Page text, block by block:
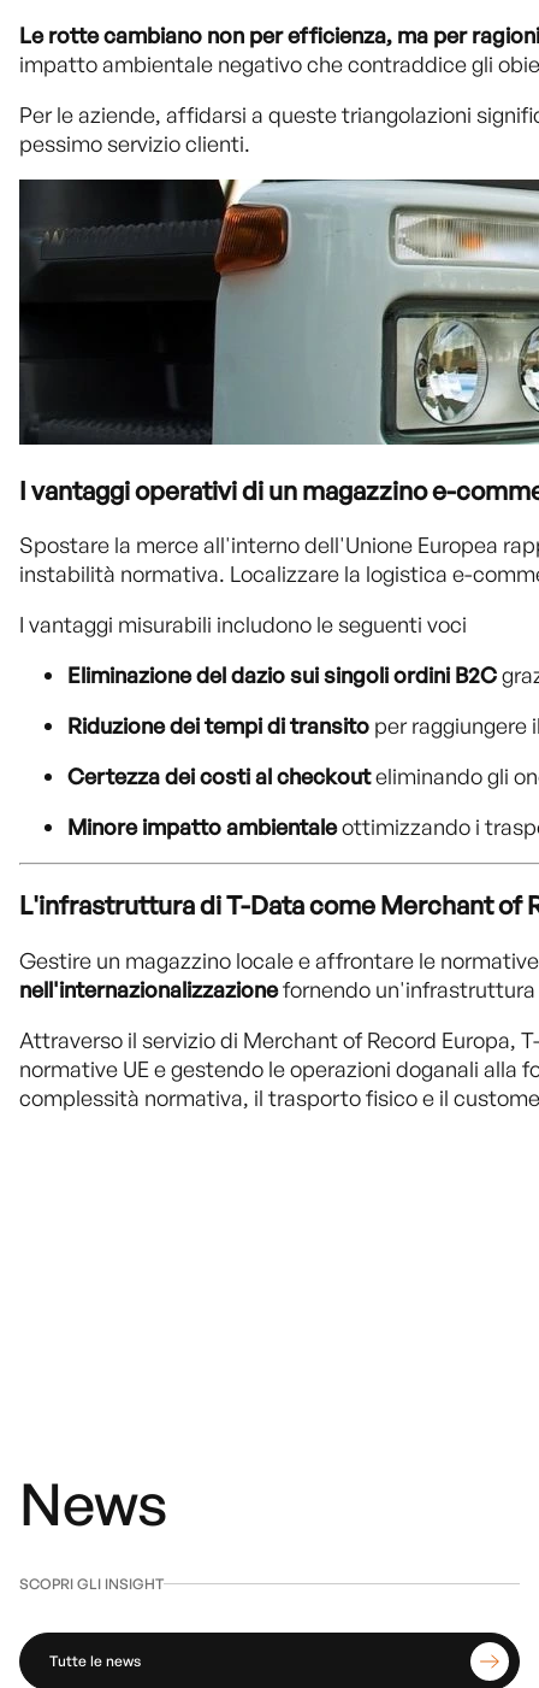
Le rotte cambiano non per efficienza, ma per
impatto ambientale negativo che contraddice gli
Per le aziende, affidarsi a queste triangolazioni
pessimo servizio clienti.
I vantaggi operativi di un magazzino e-
Spostare la merce all'interno dell'Unione Europea
instabilità normativa. Localizzare la logistica e-
I vantaggi misurabili includono le seguenti voci
Eliminazione del dazio sui singoli ordini B2C
Riduzione dei tempi di transito per raggiungere
Certezza dei costi al checkouteliminando gli
Minore impatto ambientaleottimizzando i
L'infrastruttura di T-Data come Merchant of
Gestire un magazzino locale e affrontare le
nell'internazionalizzazionefornendo un'infrastruttura
Attraverso il servizio di Merchant of Record Europa,
normative UE e gestendo le operazioni doganali
complessità normativa, il trasporto fisico e il
News
Tutte le news
SCOPRI GLI INSIGHT